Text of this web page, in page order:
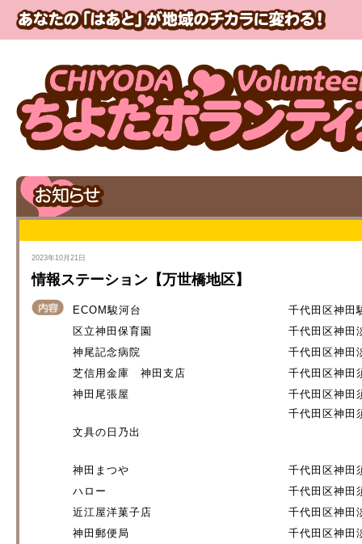
2023年10月21日
情報ステーション【万世橋地区】
ECOM駿河台
千代田区神田
区立神田保育園
千代田区神田
神尾記念病院
千代田区神田
芝信用金庫 神田支店
千代田区神田
神田尾張屋
千代田区神田
文具の日乃出
千代田区神田
神田まつや
千代田区神田
ハロー
千代田区神田
近江屋洋菓子店
千代田区神田
神田郵便局
千代田区神田